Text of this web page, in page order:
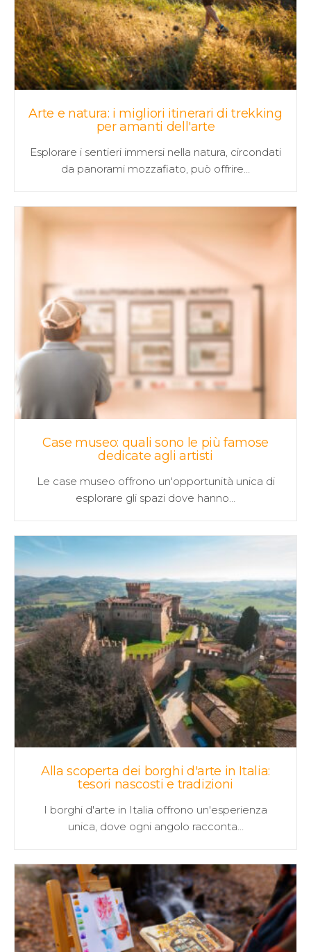
Arte e natura: i migliori itinerari di trekking
per amanti dell'arte
Esplorare i sentieri immersi nella natura, circondati
da panorami mozzafiato, può offrire…
Case museo: quali sono le più famose
dedicate agli artisti
Le case museo offrono un'opportunità unica di
esplorare gli spazi dove hanno…
Alla scoperta dei borghi d'arte in Italia:
tesori nascosti e tradizioni
I borghi d'arte in Italia offrono un'esperienza
unica, dove ogni angolo racconta…